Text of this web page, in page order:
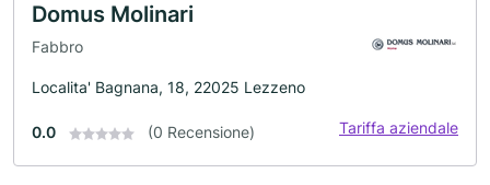
Domus Molinari
Fabbro
Localita' Bagnana, 18, 22025 Lezzeno
0.0 (0 Recensione) Tariffa aziendale